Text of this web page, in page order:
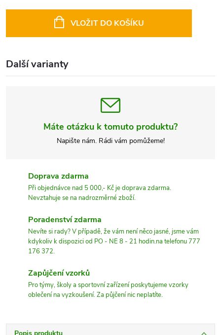
VLOŽIT DO KOŠÍKU
Další varianty
Máte otázku k tomuto produktu?
Napište nám. Rádi vám pomůžeme!
Doprava zdarma
Při objednávce nad 5 000,- Kč je doprava zdarma.
Nevztahuje se na nadrozměrné zboží.
Poradenství zdarma
Nevíte si rady? V případě, že vám není něco jasné, jsme vám
kdykoliv k dispozici od PO - NE 8 - 21 hodin.na telefonu 777
176 372.
Zapůjčení vzorků
Pro týmy, školy a sportovní zařízení poskytujeme vzorky
oblečení na vyzkoušení. Za půjčení nic neplatíte.